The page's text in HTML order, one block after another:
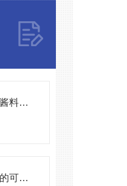
浓酱灌装组合机适用于各类酱料的定量灌装
浓酱灌装组合机提高了系统的可靠性